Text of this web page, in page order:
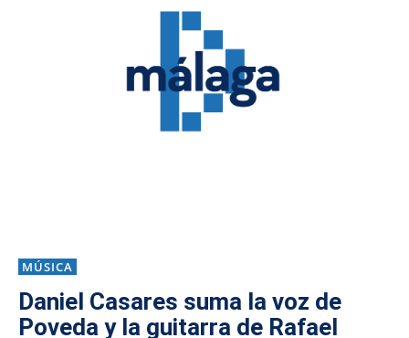
MÚSICA
Daniel Casares suma la voz de
Poveda y la guitarra de Rafael